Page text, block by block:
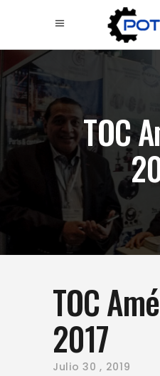
TOC
TOC
2017
Julio 30 , 2019